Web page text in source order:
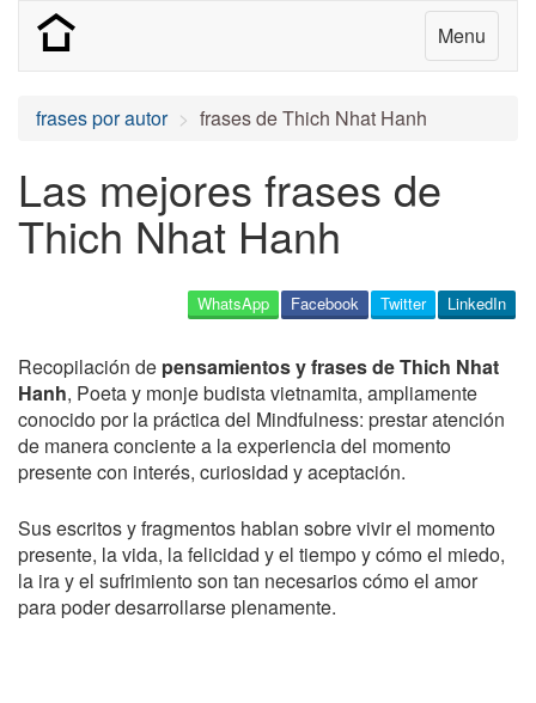
Menu
frases por autor frases de Thich Nhat Hanh
Las mejores frases de
Thich Nhat Hanh
LinkedIn
Twitter
Facebook
WhatsApp
Recopilación de pensamientos y frases de Thich Nhat
Hanh, Poeta y monje budista vietnamita, ampliamente
conocido por la práctica del Mindfulness: prestar atención
de manera conciente a la experiencia del momento
presente con interés, curiosidad y aceptación.
Sus escritos y fragmentos hablan sobre vivir el momento
presente, la vida, la felicidad y el tiempo y cómo el miedo,
la ira y el sufrimiento son tan necesarios cómo el amor
para poder desarrollarse plenamente.